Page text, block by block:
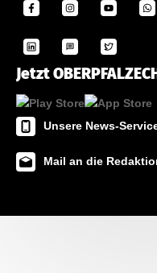
Jetzt
Unsere News-
Mail an die